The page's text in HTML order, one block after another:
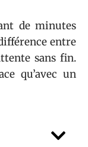
de minutes
entre
sans fin.
qu’avec un